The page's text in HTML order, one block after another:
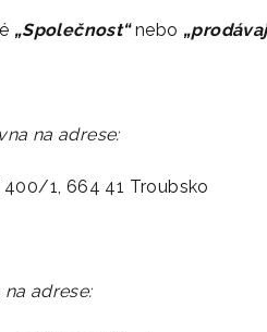
„Společnost“nebo
na adrese:
400/1, 664 41 Troubsko
adrese: